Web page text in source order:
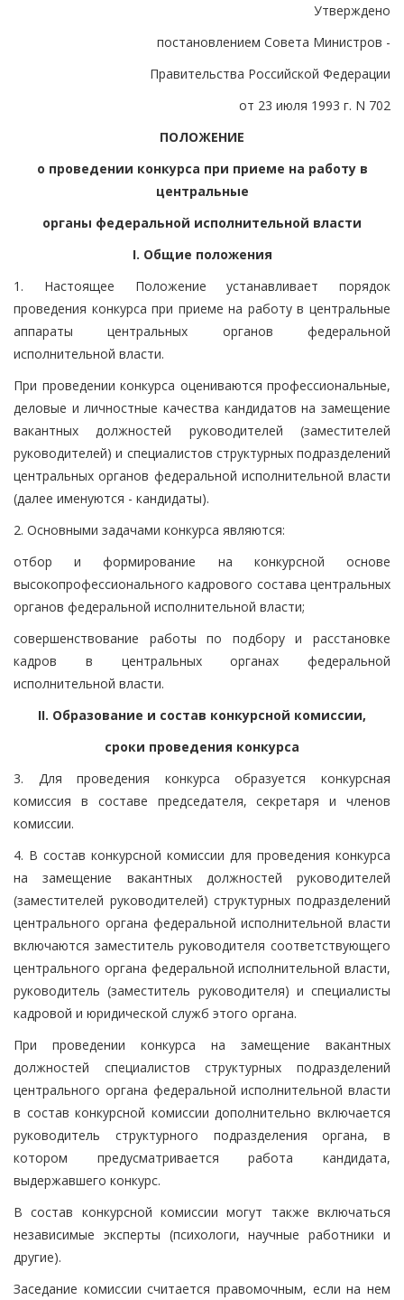
Утверждено
постановлением Совета Министров -
Правительства Российской Федерации
от 23 июля 1993 г. N 702
ПОЛОЖЕНИЕ
о проведении конкурса при приеме на работу в
центральные
органы федеральной исполнительной власти
I. Общие положения
1. Настоящее Положение устанавливает порядок
проведения конкурса при приеме на работу в центральные
аппараты центральных органов федеральной
исполнительной власти.
При проведении конкурса оцениваются профессиональные,
деловые и личностные качества кандидатов на замещение
вакантных должностей руководителей (заместителей
руководителей) и специалистов структурных подразделений
центральных органов федеральной исполнительной власти
(далее именуются - кандидаты).
2. Основными задачами конкурса являются:
отбор и формирование на конкурсной основе
высокопрофессионального кадрового состава центральных
органов федеральной исполнительной власти;
совершенствование работы по подбору и расстановке
кадров в центральных органах федеральной
исполнительной власти.
II. Образование и состав конкурсной комиссии,
сроки проведения конкурса
3. Для проведения конкурса образуется конкурсная
комиссия в составе председателя, секретаря и членов
комиссии.
4. В состав конкурсной комиссии для проведения конкурса
на замещение вакантных должностей руководителей
(заместителей руководителей) структурных подразделений
центрального органа федеральной исполнительной власти
включаются заместитель руководителя соответствующего
центрального органа федеральной исполнительной власти,
руководитель (заместитель руководителя) и специалисты
кадровой и юридической служб этого органа.
При проведении конкурса на замещение вакантных
должностей специалистов структурных подразделений
центрального органа федеральной исполнительной власти
в состав конкурсной комиссии дополнительно включается
руководитель структурного подразделения органа, в
котором предусматривается работа кандидата,
выдержавшего конкурс.
В состав конкурсной комиссии могут также включаться
независимые эксперты (психологи, научные работники и
другие).
Заседание комиссии считается правомочным, если на нем